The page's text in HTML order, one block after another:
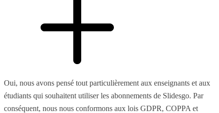
Oui, nous avons pensé tout particulièrement aux enseignants et aux
étudiants qui souhaitent utiliser les abonnements de Slidesgo. Par
conséquent, nous nous conformons aux lois GDPR, COPPA et